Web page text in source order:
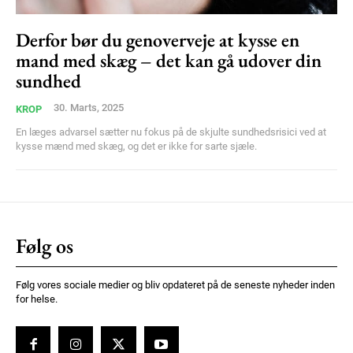
Member full access
100 DKK
Etiam est nibh, lobortis sit
Orci varius natoque dolor
Derfor bør du genoverveje at kysse en
mand med skæg – det kan gå udover din
sundhed
KROP 30. Marts, 2025
En læges advarsel sætter nu fokus på de skjulte sundhedsrisici ved at
kysse mænd med skæg, og det er ikke for sarte sjæle.
Følg os
Følg vores sociale medier og bliv opdateret på de seneste nyheder inden
for helse.